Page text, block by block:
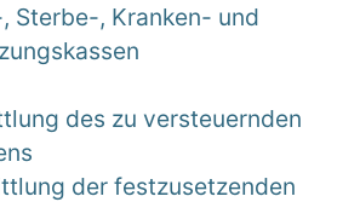
Sterbe-, Kranken- und
des zu versteuernden
der festzusetzenden